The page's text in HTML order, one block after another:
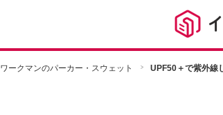
ワークマンのパーカー・スウェット UPF50＋で紫外線